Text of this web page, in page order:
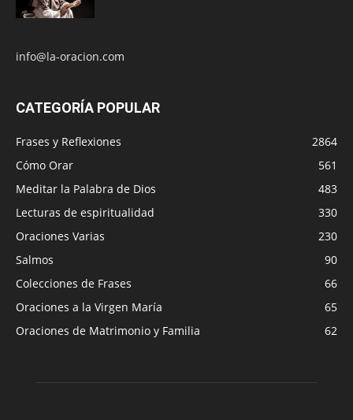
info@la-oracion.com
CATEGORÍA POPULAR
Frases y Reflexiones
2864
Cómo Orar
561
Meditar la Palabra de Dios
483
Lecturas de espiritualidad
330
Oraciones Varias
230
Salmos
90
Colecciones de Frases
66
Oraciones a la Virgen María
65
Oraciones de Matrimonio y Familia
62